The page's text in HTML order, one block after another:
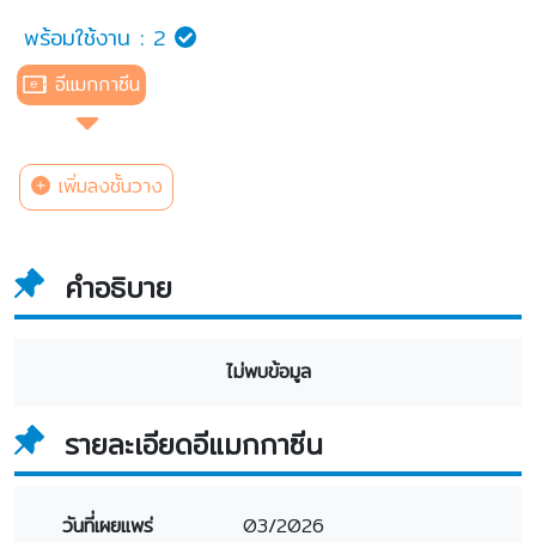
พร้อมใช้งาน : 2
อีแมกกาซีน
เพิ่มลงชั้นวาง
คำอธิบาย
ไม่พบข้อมูล
รายละเอียดอีแมกกาซีน
วันที่เผยแพร่
03/2026